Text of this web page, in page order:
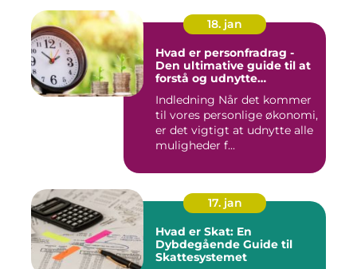
18. jan
Hvad er personfradrag -
Den ultimative guide til at
forstå og udnytte
Indledning Når det kommer
til vores personlige økonomi,
er det vigtigt at udnytte alle
muligheder f...
17. jan
Hvad er Skat: En
Dybdegående Guide til
Skattesystemet